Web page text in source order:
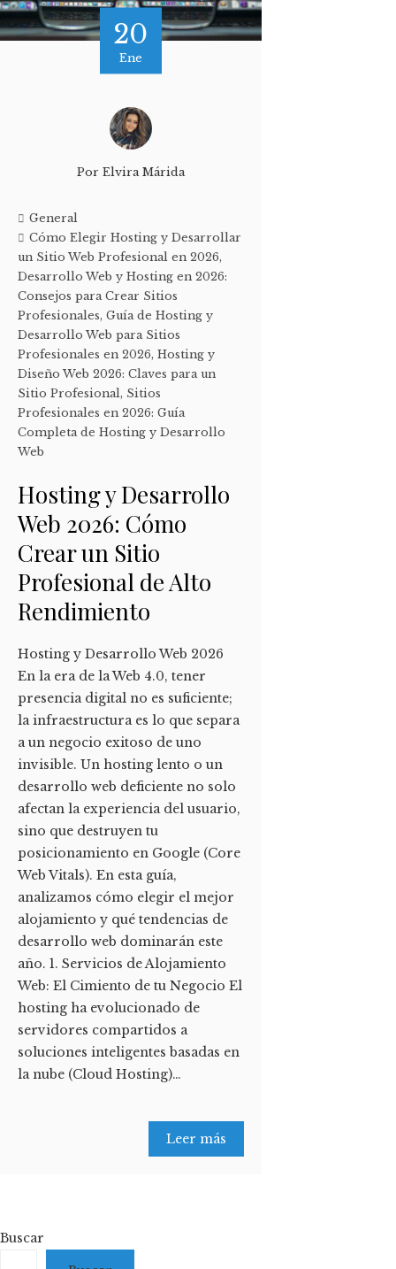
20
Ene
Por Elvira Márida
General
Cómo Elegir Hosting y Desarrollar
un Sitio Web Profesional en 2026,
Desarrollo Web y Hosting en 2026:
Consejos para Crear Sitios
Profesionales, Guía de Hosting y
Desarrollo Web para Sitios
Profesionales en 2026, Hosting y
Diseño Web 2026: Claves para un
Sitio Profesional , Sitios
Profesionales en 2026: Guía
Completa de Hosting y Desarrollo
Web
Hosting y Desarrollo
Web 2026: Cómo
Crear un Sitio
Profesional de Alto
Rendimiento
Hosting y Desarrollo Web 2026
En la era de la Web 4.0, tener
presencia digital no es suficiente;
la infraestructura es lo que separa
a un negocio exitoso de uno
invisible. Un hosting lento o un
desarrollo web deficiente no solo
afectan la experiencia del usuario,
sino que destruyen tu
posicionamiento en Google (Core
Web Vitals). En esta guía,
analizamos cómo elegir el mejor
alojamiento y qué tendencias de
desarrollo web dominarán este
año. 1. Servicios de Alojamiento
Web: El Cimiento de tu Negocio El
hosting ha evolucionado de
servidores compartidos a
soluciones inteligentes basadas en
la nube (Cloud Hosting)…
Leer más
Buscar